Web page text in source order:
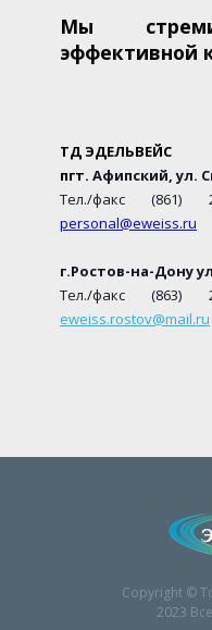
Мы
эффективной
ТД ЭДЕЛЬВЕЙС
пгт. Афипский, ул.
Тел./факс (861)
personal@eweiss.ru
г.Ростов-на-Дону
Тел./факс (863)
eweiss.rostov@mail.ru
Copyright ©
2023